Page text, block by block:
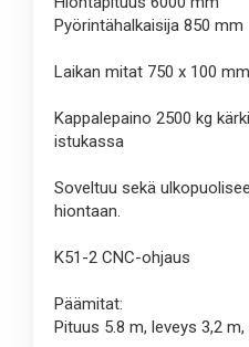
Pyörintähalkaisija 850 mm
Laikan mitat 750 x 100 mm
Kappalepaino 2500 kg
istukassa
Soveltuu sekä
hiontaan.
K51-2 CNC-ohjaus
Päämitat:
Pituus 5.8 m, leveys 3,2